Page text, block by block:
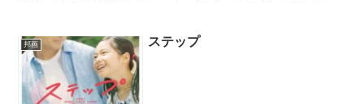
邦画 ステップ